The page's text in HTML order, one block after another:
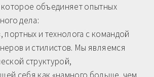
объединяет опытных
дела:
портных и технолога с командой
и стилистов. Мы являемся
структурой,